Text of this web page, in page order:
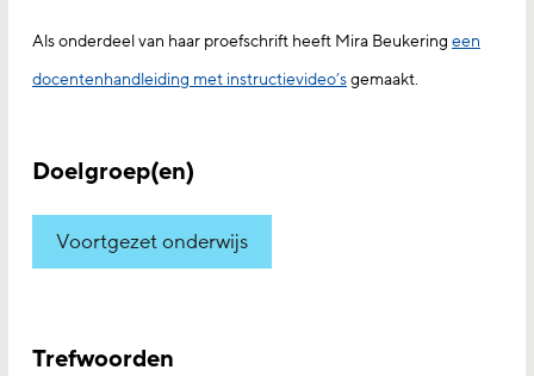
Als onderdeel van haar proefschrift heeft Mira Beukering een
docentenhandleiding met instructievideo’sgemaakt.
Doelgroep(en)
Voortgezet onderwijs
Trefwoorden